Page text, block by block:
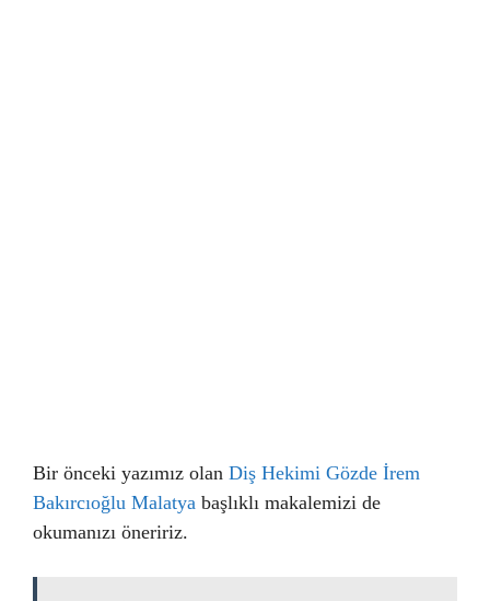
Bir önceki yazımız olan Diş Hekimi Gözde İrem
Bakırcıoğlu Malatya başlıklı makalemizi de
okumanızı öneririz.